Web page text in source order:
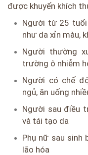
được khuyến khích
Người từ 25 tuổi
như da xỉn màu,
Người thường
trường ô nhiễm
Người có chế
ngủ, ăn uống
Người sau điều
và tái tạo da
Phụ nữ sau sinh
lão hóa